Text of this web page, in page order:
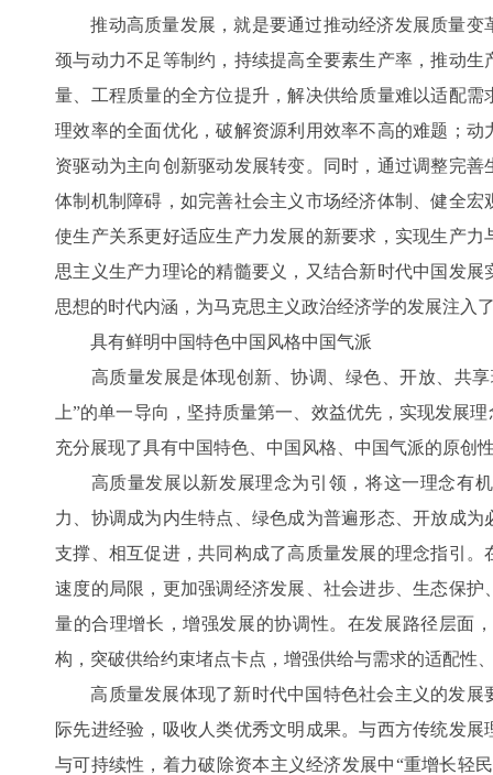
推动高质量发展，就是要通过推动经济发展质量变
颈与动力不足等制约，持续提高全要素生产率，推动
量、工程质量的全方位提升，解决供给质量难以适配
理效率的全面优化，破解资源利用效率不高的难题；
资驱动为主向创新驱动发展转变。同时，通过调整完
体制机制障碍，如完善社会主义市场经济体制、健全
使生产关系更好适应生产力发展的新要求，实现生产
思主义生产力理论的精髓要义，又结合新时代中国发
思想的时代内涵，为马克思主义政治经济学的发展注入
具有鲜明中国特色中国风格中国气派
高质量发展是体现创新、协调、绿色、开放、共享
上”的单一导向，坚持质量第一、效益优先，实现发展
充分展现了具有中国特色、中国风格、中国气派的原创
高质量发展以新发展理念为引领，将这一理念有机
力、协调成为内生特点、绿色成为普遍形态、开放成
支撑、相互促进，共同构成了高质量发展的理念指引
速度的局限，更加强调经济发展、社会进步、生态保
量的合理增长，增强发展的协调性。在发展路径层面
构，突破供给约束堵点卡点，增强供给与需求的适配性
高质量发展体现了新时代中国特色社会主义的发展
际先进经验，吸收人类优秀文明成果。与西方传统发
与可持续性，着力破除资本主义经济发展中“重增长轻